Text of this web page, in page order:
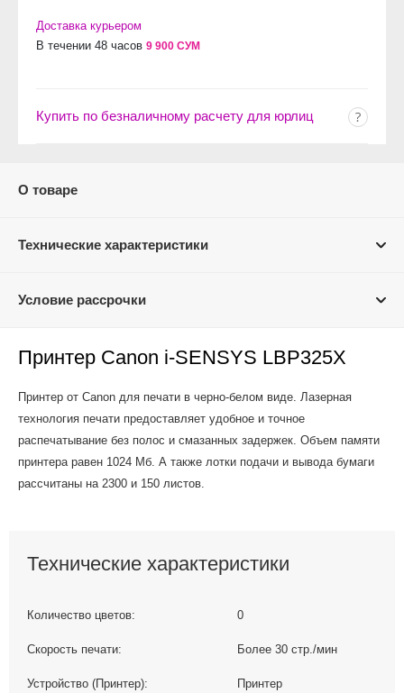
Доставка курьером
В течении 48 часов 9 900 СУМ
Купить по безналичному расчету для юрлиц
О товаре
Технические характеристики
Условие рассрочки
Принтер Canon i-SENSYS LBP325X
Принтер от Canon для печати в черно-белом виде. Лазерная
технология печати предоставляет удобное и точное
распечатывание без полос и смазанных задержек. Объем памяти
принтера равен 1024 Мб. А также лотки подачи и вывода бумаги
рассчитаны на 2300 и 150 листов.
Технические характеристики
Количество цветов: 0
Скорость печати: Более 30 стр./мин
Устройство (Принтер): Принтер